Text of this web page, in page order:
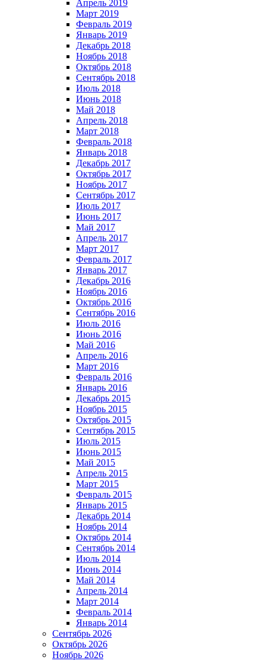
Апрель 2019
Март 2019
Февраль 2019
Январь 2019
Декабрь 2018
Ноябрь 2018
Октябрь 2018
Сентябрь 2018
Июль 2018
Июнь 2018
Май 2018
Апрель 2018
Март 2018
Февраль 2018
Январь 2018
Декабрь 2017
Октябрь 2017
Ноябрь 2017
Сентябрь 2017
Июль 2017
Июнь 2017
Май 2017
Апрель 2017
Март 2017
Февраль 2017
Январь 2017
Декабрь 2016
Ноябрь 2016
Октябрь 2016
Сентябрь 2016
Июль 2016
Июнь 2016
Май 2016
Апрель 2016
Март 2016
Февраль 2016
Январь 2016
Декабрь 2015
Ноябрь 2015
Октябрь 2015
Сентябрь 2015
Июль 2015
Июнь 2015
Май 2015
Апрель 2015
Март 2015
Февраль 2015
Январь 2015
Декабрь 2014
Ноябрь 2014
Октябрь 2014
Сентябрь 2014
Июль 2014
Июнь 2014
Май 2014
Апрель 2014
Март 2014
Февраль 2014
Январь 2014
Сентябрь 2026
Октябрь 2026
Ноябрь 2026